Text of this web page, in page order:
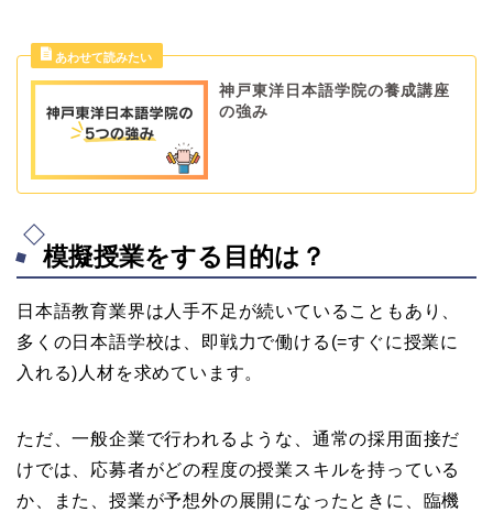
神戸東洋日本語学院の養成講座
の強み
模擬授業をする目的は？
日本語教育業界は人手不足が続いていることもあり、
多くの日本語学校は、即戦力で働ける(=すぐに授業に
入れる)人材を求めています。
ただ、一般企業で行われるような、通常の採用面接だ
けでは、応募者がどの程度の授業スキルを持っている
か、また、授業が予想外の展開になったときに、臨機